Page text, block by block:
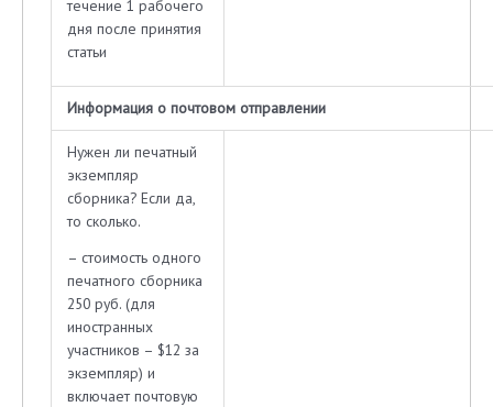
течение 1 рабочего
дня после принятия
статьи
Информация о почтовом отправлении
Нужен ли печатный
экземпляр
сборника? Если да,
то сколько.
– стоимость одного
печатного сборника
250 руб. (для
иностранных
участников – $12 за
экземпляр) и
включает почтовую